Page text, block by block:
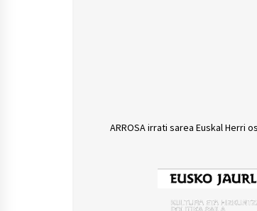
ARROSA irrati sarea Euskal Herri